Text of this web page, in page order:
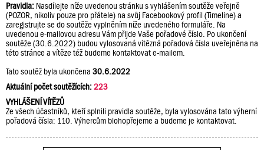
Pravidla: Nasdílejte níže uvedenou stránku s vyhlášením soutěže veřejně
(POZOR, nikoliv pouze pro přátele) na svůj Facebookový profil (Timeline) a
zaregistrujte se do soutěže vyplněním níže uvedeného formuláře. Na
uvedenou e-mailovou adresu Vám přijde Vaše pořadové číslo. Po ukončení
soutěže (30.6.2022) budou vylosovaná vítězná pořadová čísla uveřejněna na
této stránce a vítěze též budeme kontaktovat e-mailem.
Tato soutěž byla ukončena 30.6.2022
Aktuální počet soutěžících:223
VYHLÁŠENÍ VÍTĚZŮ
Ze všech účastníků, kteří splnili pravidla soutěže, byla vylosována tato výherní
pořadová čísla: 110. Výhercům blohopřejeme a budeme je kontaktovat.